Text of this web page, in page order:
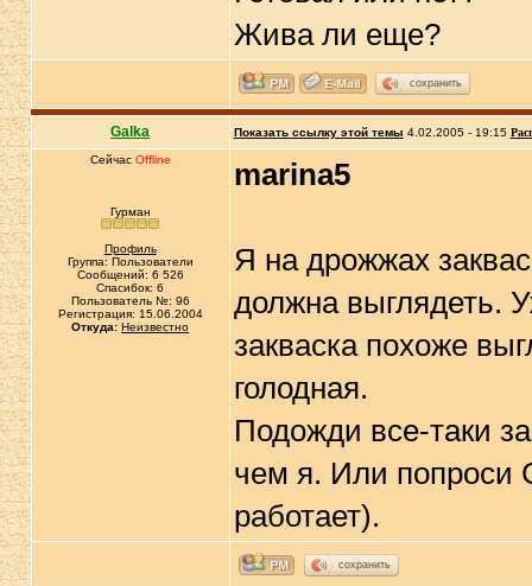
Жива ли еще?
сохранить
Galka Показать ссылку этой темы 4.02.2005 - 19:15
Сейчас Offline
Гурман
Профиль
Группа: Пользователи
Сообщений: 6 526
Спасибок: 6
Пользователь №: 96
Регистрация: 15.06.2004
Откуда: Неизвестно
marina5
Я на дрожжах
должна выглядеть.
закваска похоже
голодная.
Подожди все-таки
чем я. Или попроси
работает).
сохранить